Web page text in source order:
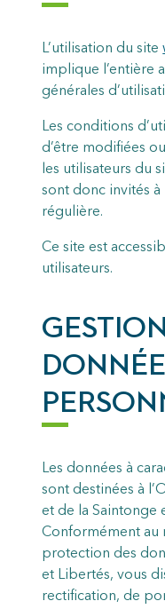
L’utilisation du site
implique l’entière
générales
Les conditions
d’être modifiées
les utilisateurs du
sont donc invités
régulière.
Ce site est
utilisateurs.
Les données à
sont destinées à
et de la Saintonge
Conformément au
protection des
et Libertés, vous
rectification, de